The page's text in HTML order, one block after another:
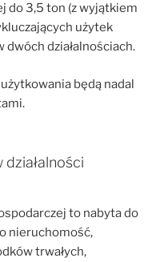
do 3,5 ton (z wyjątkiem
użytek
dwóch działalnościach.
będą nadal
to nabyta do
nieruchomość,
trwałych,